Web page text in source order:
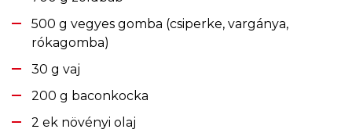
500 g vegyes gomba (csiperke, vargánya,
rókagomba)
30 g vaj
200 g baconkocka
2 ek növényi olaj